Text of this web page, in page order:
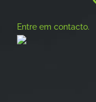
Entre em contacto.